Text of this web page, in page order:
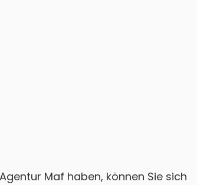
Maf haben, können Sie sich